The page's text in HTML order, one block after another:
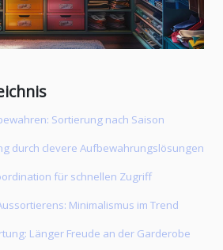
Sortierung nach Saison
durch clevere Aufbewahrungslösungen
für schnellen Zugriff
Minimalismus im Trend
Länger Freude an der Garderobe